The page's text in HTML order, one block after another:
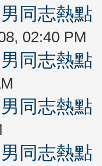
同志熱
02:40 PM
同志熱
同志熱
同志熱